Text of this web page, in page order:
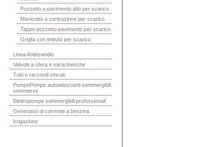
Pozzetto a pavimento alto per scarico
Manicotto a contrazione per scarico
Tappo pozzetto pavimento per scarico
Griglia con imbuto per scarico
Linea Antincendio
Valvole a sfera e saracinesche
Tubi e raccordi zincati
PompePompe autoadescanti sommergibili
sommerse
Elettropompe sommergibili professionali
Generatori di corrente a benzina
Irrigazione